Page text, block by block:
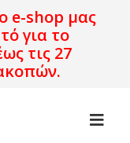
e-shop μας
για το
τις 27